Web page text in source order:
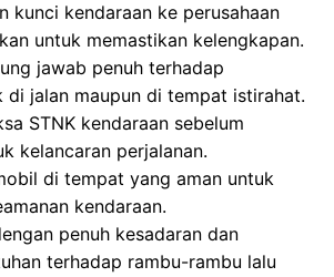
kunci kendaraan ke perusahaan
untuk memastikan kelengkapan.
jawab penuh terhadap
di jalan maupun di tempat istirahat.
STNK kendaraan sebelum
kelancaran perjalanan.
di tempat yang aman untuk
kendaraan.
penuh kesadaran dan
terhadap rambu-rambu lalu